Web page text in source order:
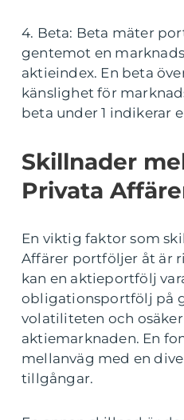
4. Beta: Beta mäter
gentemot en
aktieindex. En beta
känslighet för
beta under 1 indikerar
Skillnader
Privata
En viktig faktor som
Affärer portföljer åt är
kan en aktieportfölj
obligationsportfölj på
volatiliteten och
aktiemarknaden. En
mellanväg med en
tillgångar.